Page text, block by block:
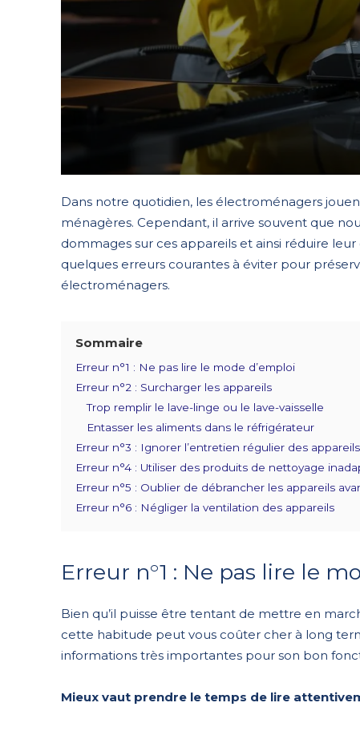
Dans notre quotidien, les électroménagers
ménagères. Cependant, il arrive souvent que
dommages sur ces appareils et ainsi réduire
quelques erreurs courantes à éviter pour
électroménagers.
Sommaire
Erreur n°1 : Ne pas lire le mode d’emploi
Erreur n°2 : Surcharger les appareils
Trop remplir le lave-linge ou le lave-vaisselle
Entasser les aliments dans le réfrigérateur
Erreur n°3 : Ignorer l’entretien régulier des appareils
Erreur n°4 : Utiliser des produits de nettoyage
Erreur n°5 : Oublier de débrancher les appareils
Erreur n°6 : Négliger la ventilation des appareils
Erreur n°1 : Ne pas lire le
Bien qu’il puisse être tentant de mettre en
cette habitude peut vous coûter cher à long
informations très importantes pour son bon
Mieux vaut prendre le temps de lire